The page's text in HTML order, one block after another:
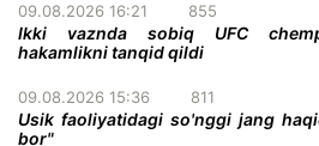
09.08.2026 16:21 855
Ikki vaznda sobiq UFC
hakamlikni tanqid qildi
09.08.2026 15:36 811
Usik faoliyatidagi so'nggi jang
bor"